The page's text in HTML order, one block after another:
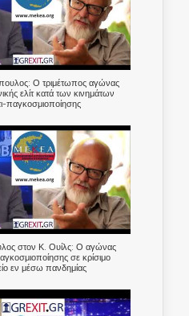
Ο τριμέτωπος αγώνας
ελίτ κατά των κινημάτων
παγκοσμιοποίησης
στον Κ. Ουίλς: Ο αγώνας
σε κρίσιμο
εν μέσω πανδημίας